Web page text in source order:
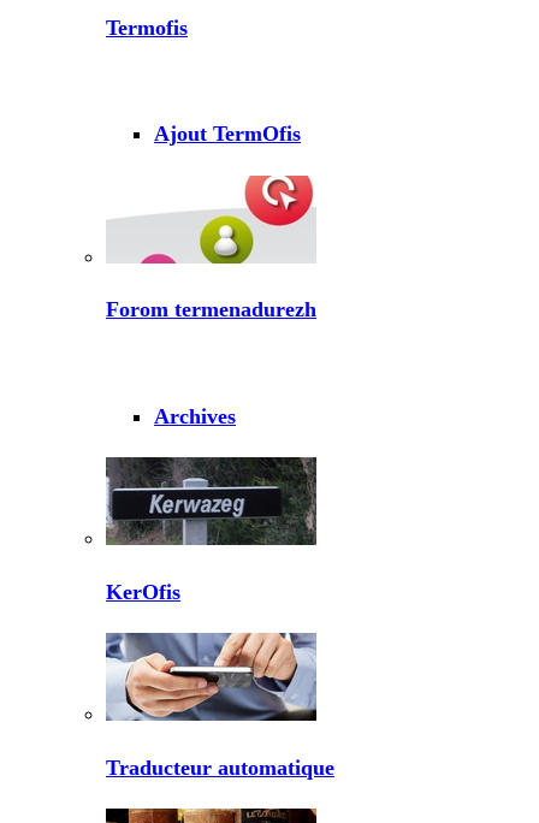
Termofis
Ajout TermOfis
Forom termenadurezh
Archives
KerOfis
Traducteur automatique